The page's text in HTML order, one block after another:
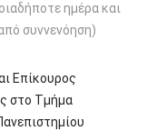
ημέρα και
συννενόηση)
Επίκουρος
στο Τμήμα